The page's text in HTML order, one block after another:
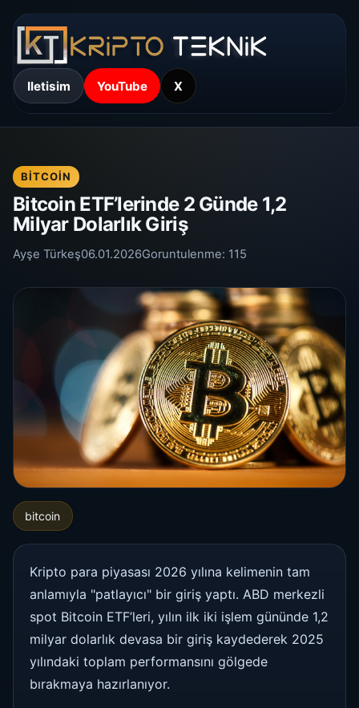
Iletisim YouTube X
BITCOIN
Bitcoin ETF’lerinde 2 Günde 1,2
Milyar Dolarlık Giriş
Ayşe Türkeş06.01.2026Goruntulenme: 115
bitcoin
Kripto para piyasası 2026 yılına kelimenin tam
anlamıyla "patlayıcı" bir giriş yaptı. ABD merkezli
spot Bitcoin ETF’leri, yılın ilk iki işlem gününde 1,2
milyar dolarlık devasa bir giriş kaydederek 2025
yılındaki toplam performansını gölgede
bırakmaya hazırlanıyor.